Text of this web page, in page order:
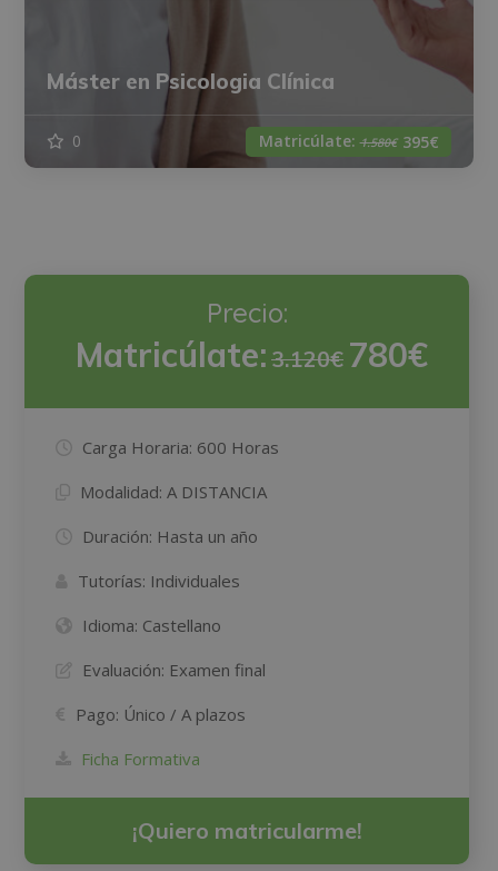
Máster en Psicologia Clínica
0 Matricúlate:1.580€ 395€
Precio:
Matricúlate:3.120€ 780€
Carga Horaria: 600 Horas
Modalidad: A DISTANCIA
Duración: Hasta un año
Tutorías: Individuales
Idioma: Castellano
Evaluación: Examen final
Pago: Único / A plazos
Ficha Formativa
¡Quiero matricularme!